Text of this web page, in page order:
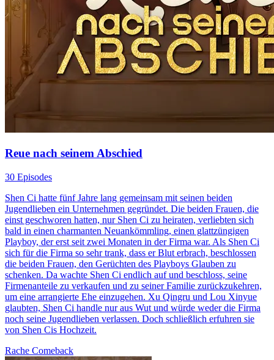
Reue nach seinem Abschied
30 Episodes
Shen Ci hatte fünf Jahre lang gemeinsam mit seinen beiden
Jugendlieben ein Unternehmen gegründet. Die beiden Frauen, die
einst geschworen hatten, nur Shen Ci zu heiraten, verliebten sich
bald in einen charmanten Neuankömmling, einen glattzüngigen
Playboy, der erst seit zwei Monaten in der Firma war. Als Shen Ci
sich für die Firma so sehr trank, dass er Blut erbrach, beschlossen
die beiden Frauen, den Gerüchten des Playboys Glauben zu
schenken. Da wachte Shen Ci endlich auf und beschloss, seine
Firmenanteile zu verkaufen und zu seiner Familie zurückzukehren,
um eine arrangierte Ehe einzugehen. Xu Qingru und Lou Xinyue
glaubten, Shen Ci handle nur aus Wut und würde weder die Firma
noch seine Jugendlieben verlassen. Doch schließlich erfuhren sie
von Shen Cis Hochzeit.
Rache Comeback